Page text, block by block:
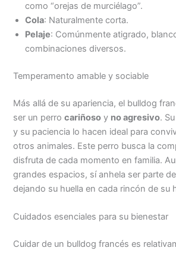
como “orejas de murciélago”.
Cola: Naturalmente corta.
Pelaje: Comúnmente atigrado,
combinaciones diversos.
Temperamento amable y sociable
Más allá de su apariencia, el bulldog
ser un perrocariñoso y no agresivo.
y su paciencia lo hacen ideal para
otros animales. Este perro busca la
disfruta de cada momento en familia.
grandes espacios, sí anhela ser parte
dejando su huella en cada rincón de su
Cuidados esenciales para su bienestar
Cuidar de un bulldog francés es